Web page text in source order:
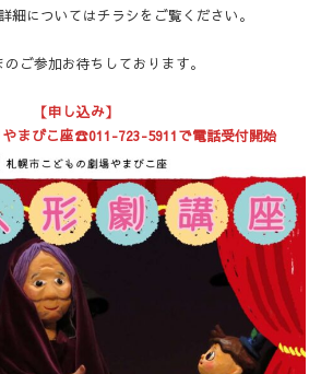
細についてはチラシをご覧ください。
のご参加お待ちしております。
【申し込み】
やまびこ座☎011-723-5911で電話受付開始